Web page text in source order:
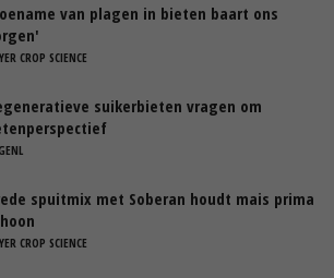
van plagen in bieten baart ons
CROP SCIENCE
suikerbieten vragen om
spuitmix met Soberan houdt mais prima
CROP SCIENCE